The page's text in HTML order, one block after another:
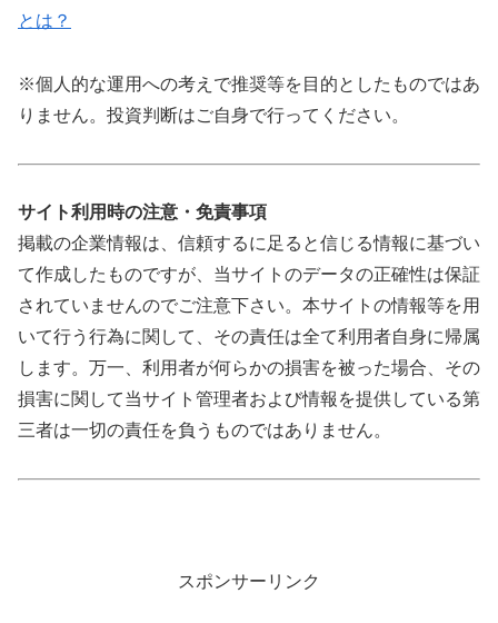
とは？
※個人的な運用への考えで推奨等を目的としたものではあ
りません。投資判断はご自身で行ってください。
サイト利用時の注意・免責事項
掲載の企業情報は、信頼するに足ると信じる情報に基づい
て作成したものですが、当サイトのデータの正確性は保証
されていませんのでご注意下さい。本サイトの情報等を用
いて行う行為に関して、その責任は全て利用者自身に帰属
します。万一、利用者が何らかの損害を被った場合、その
損害に関して当サイト管理者および情報を提供している第
三者は一切の責任を負うものではありません。
スポンサーリンク